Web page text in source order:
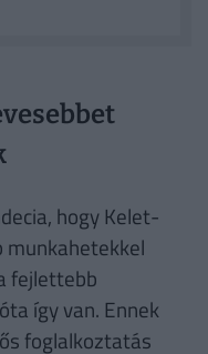
hogy Kelet-
munkahetekkel
fejlettebb
így van. Ennek
foglalkoztatás